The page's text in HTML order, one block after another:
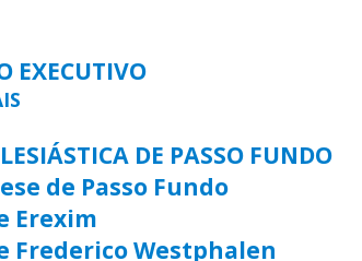
EXECUTIVO
DE PASSO FUNDO
de Passo Fundo
Erexim
Frederico Westphalen